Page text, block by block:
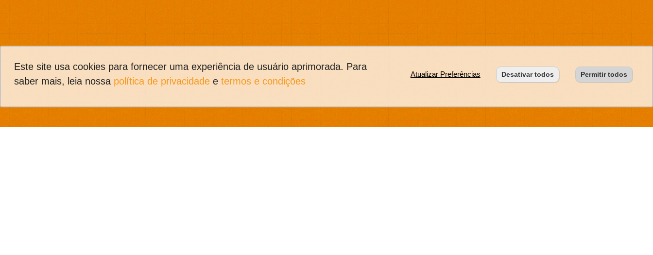
Este site usa cookies para fornecer uma experiência de usuário aprimorada. Para
saber mais, leia nossa política de privacidadee termos e condições
Atualizar Preferências Desativar todos Permitir todos